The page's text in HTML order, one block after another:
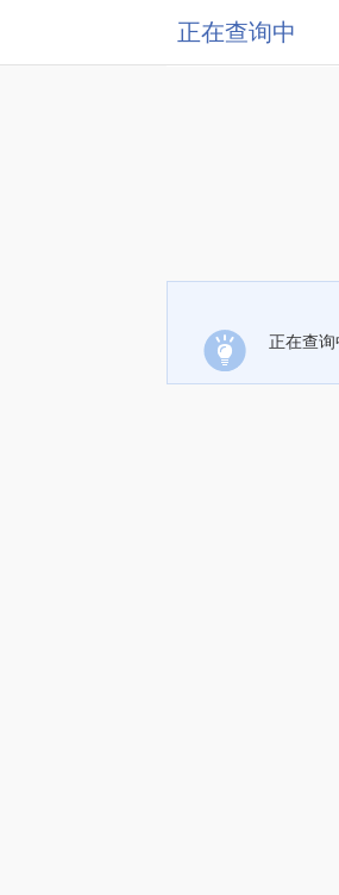
正在查询中
正在查